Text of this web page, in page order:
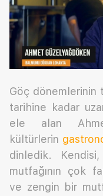
Göç dönemlerinin
tarihine kadar
ele alan
kültürlerin
dinledik. Kendisi,
mutfağının çok
ve zengin bir